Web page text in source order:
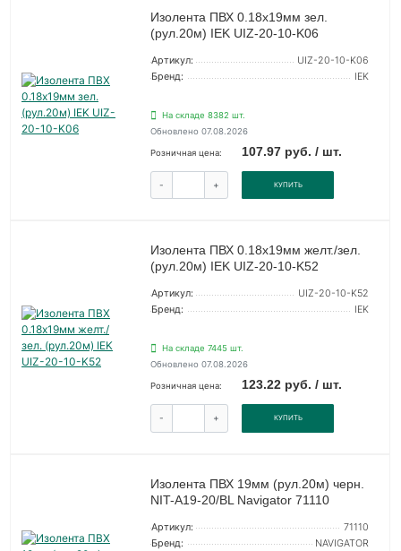
Изолента ПВХ 0.18х19мм зел.
(рул.20м) IEK UIZ-20-10-K06
Артикул:
UIZ-20-10-K06
Бренд:
IEK
На складе 8382 шт.
Обновлено 07.08.2026
Розничная цена: 107.97 руб. / шт.
- + КУПИТЬ
Изолента ПВХ 0.18х19мм желт./зел.
(рул.20м) IEK UIZ-20-10-K52
Артикул:
UIZ-20-10-K52
Бренд:
IEK
На складе 7445 шт.
Обновлено 07.08.2026
Розничная цена: 123.22 руб. / шт.
- + КУПИТЬ
Изолента ПВХ 19мм (рул.20м) черн.
NIT-A19-20/BL Navigator 71110
Артикул:
71110
Бренд:
NAVIGATOR